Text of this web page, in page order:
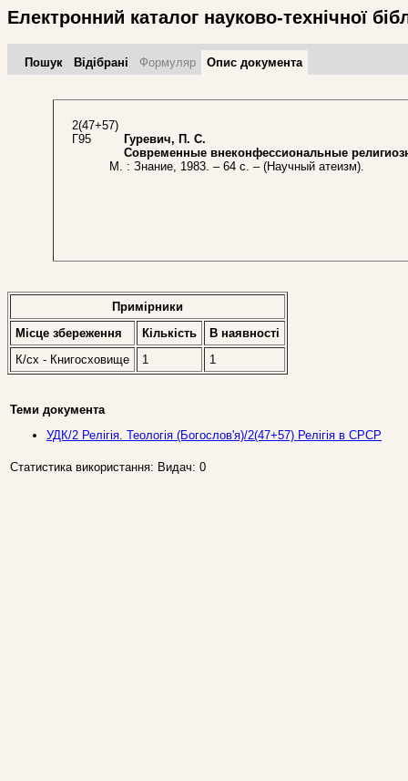
Електронний каталог науково-технічної
Пошук Відібрані Формуляр Опис документа
2(47+57)
Г95
Гуревич, П. С.
Современные внеконфессиональные
М. : Знание, 1983. – 64 с. – (Научный атеизм).
Примірники
Місце збереження
Кількість
В наявностi
К/сх - Книгосховище
1 1
Теми документа
УДК/2 Релiгiя. Теологiя (Богослов'я)/2(47+57) Релігія в СРСР
Статистика використання: Видач: 0